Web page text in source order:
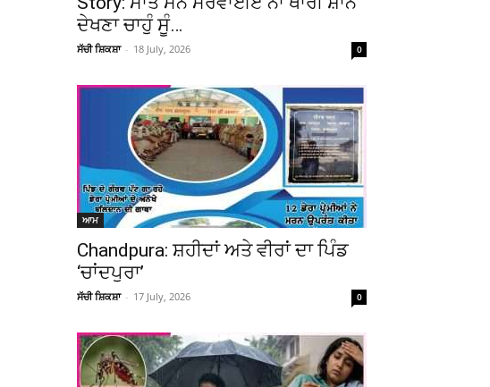
ਦੇਖਣਾ ਚਾਹੁੰ ਸੂੰ…
ਸੱਚੀ ਸ਼ਿਕਸ਼ਾ - 18 July, 2026 0
ਆਮ
Chandpura: ਸ਼ਹੀਦਾਂ ਅਤੇ ਵੀਰਾਂ ਦਾ ਪਿੰਡ
‘ਚਾਂਦਪੁਰਾ’
ਸੱਚੀ ਸ਼ਿਕਸ਼ਾ - 17 July, 2026 0